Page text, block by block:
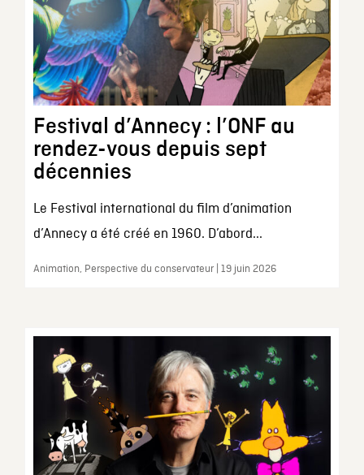
Festival d’Annecy : l’ONF au
rendez-vous depuis sept
décennies
Le Festival international du film d’animation
d’Annecy a été créé en 1960. D’abord...
Animation, Perspective du conservateur | 19 juin 2026